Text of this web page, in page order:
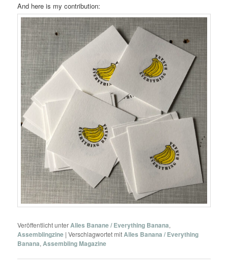
And here is my contribution:
Veröffentlicht unterAlles Banane / Everything Banana,
Assemblingzine |Verschlagwortet mitAlles Banana / Everything
Banana, Assembling Magazine